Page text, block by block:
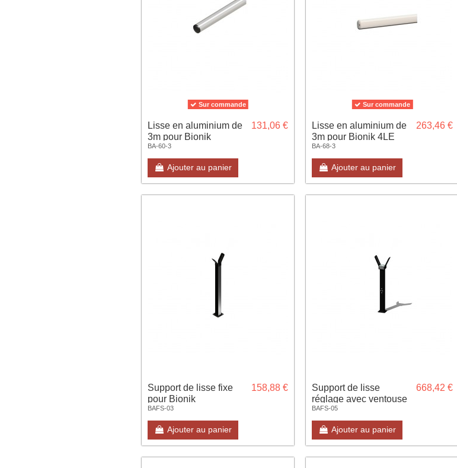
Sur commande
Lisse en aluminium de
3m pour Bionik
1pc/pe/4le ronde diam
60mm
BA-60-3
131,06 €
Ajouter au panier
Sur commande
Lisse en aluminium de
3m pour Bionik 4LE
BA-68-3
263,46 €
Ajouter au panier
Support de lisse fixe
pour Bionik
BAFS-03
158,88 €
Ajouter au panier
Support de lisse
réglage avec ventouse
pour Bionik
BAFS-05
668,42 €
Ajouter au panier